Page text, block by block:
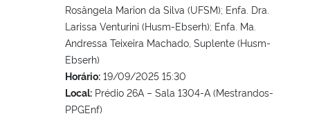
Rosângela Marion da Silva (UFSM); Enfa. Dra.
Larissa Venturini (Husm-Ebserh); Enfa. Ma.
Andressa Teixeira Machado, Suplente (Husm-
Ebserh)
Horário: 19/09/2025 15:30
Local: Prédio 26A – Sala 1304-A (Mestrandos-
PPGEnf)